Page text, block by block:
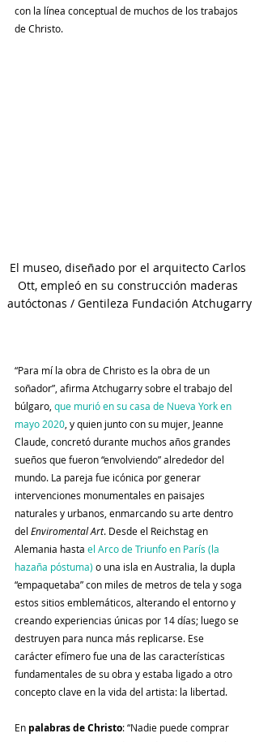
con la línea conceptual de muchos de los trabajos
de Christo.
El museo, diseñado por el arquitecto Carlos
Ott, empleó en su construcción maderas
autóctonas / Gentileza Fundación Atchugarry
“Para mí la obra de Christo es la obra de un
soñador”, afirma Atchugarry sobre el trabajo del
búlgaro, que murió en su casa de Nueva York en
mayo 2020, y quien junto con su mujer, Jeanne
Claude, concretó durante muchos años grandes
sueños que fueron “envolviendo” alrededor del
mundo. La pareja fue icónica por generar
intervenciones monumentales en paisajes
naturales y urbanos, enmarcando su arte dentro
del Enviromental Art. Desde el Reichstag en
Alemania hasta el Arco de Triunfo en París (la
hazaña póstuma) o una isla en Australia, la dupla
“empaquetaba” con miles de metros de tela y soga
estos sitios emblemáticos, alterando el entorno y
creando experiencias únicas por 14 días; luego se
destruyen para nunca más replicarse. Ese
carácter efímero fue una de las características
fundamentales de su obra y estaba ligado a otro
concepto clave en la vida del artista: la libertad.
En palabras de Christo: “Nadie puede comprar